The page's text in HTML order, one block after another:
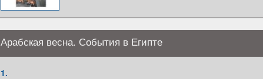
Арабская весна. События в Египте
1.